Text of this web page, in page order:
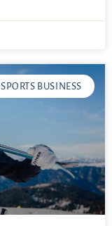
SPORTS BUSINESS